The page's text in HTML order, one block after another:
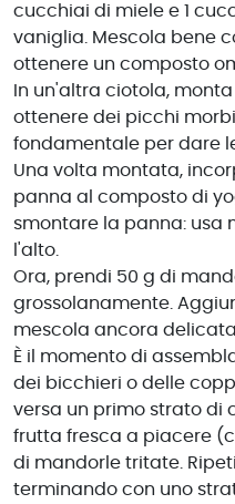
cucchiai di miele e 1
vaniglia. Mescola bene
ottenere un composto
In un'altra ciotola,
ottenere dei picchi
fondamentale per dare
Una volta montata,
panna al composto di
smontare la panna: usa
l'alto.
Ora, prendi 50 g di
grossolanamente.
mescola ancora
È il momento di
dei bicchieri o delle
versa un primo strato di
frutta fresca a piacere
di mandorle tritate.
terminando con uno